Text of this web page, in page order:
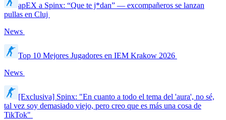
apEX a Spinx: “Que te j*dan” — excompañeros se lanzan
pullas en Cluj
News
Top 10 Mejores Jugadores en IEM Krakow 2026
News
[Exclusiva] Spinx: "En cuanto a todo el tema del 'aura', no sé,
tal vez soy demasiado viejo, pero creo que es más una cosa de
TikTok"